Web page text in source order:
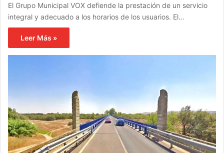
El Grupo Municipal VOX defiende la prestación de un servicio
integral y adecuado a los horarios de los usuarios. El…
Leer Más »